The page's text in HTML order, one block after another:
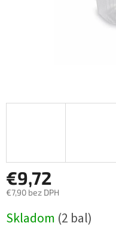
€9,72
€7,90 bez DPH
cena:
Skladom (2 bal)